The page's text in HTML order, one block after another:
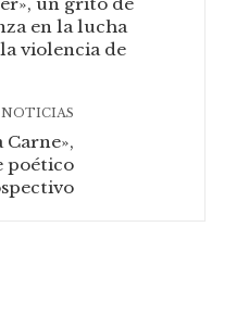
en la lucha
violencia de
Carne»,
poético